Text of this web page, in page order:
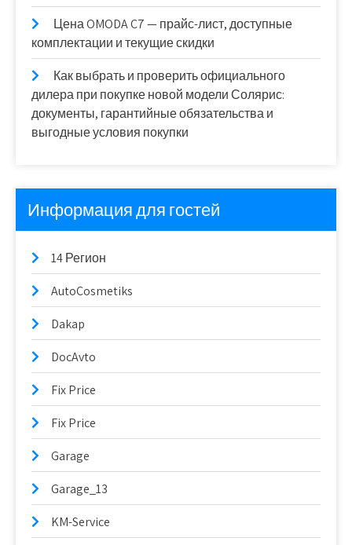
Цена OMODA C7 — прайс-лист, доступные
комплектации и текущие скидки
Как выбрать и проверить официального
дилера при покупке новой модели Солярис:
документы, гарантийные обязательства и
выгодные условия покупки
Информация для гостей
14 Регион
AutoCosmetiks
Dakap
DocAvto
Fix Price
Fix Price
Garage
Garage_13
KM-Service